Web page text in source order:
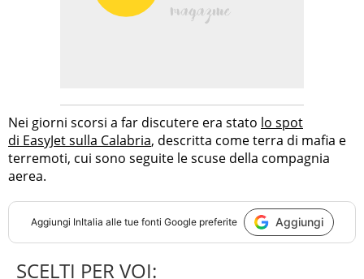
Nei giorni scorsi a far discutere era stato lo spot
di EasyJet sulla Calabria, descritta come terra di mafia e
terremoti, cui sono seguite le scuse della compagnia
aerea.
Aggiungi InItalia alle tue fonti Google preferite Aggiungi
SCELTI PER VOI: